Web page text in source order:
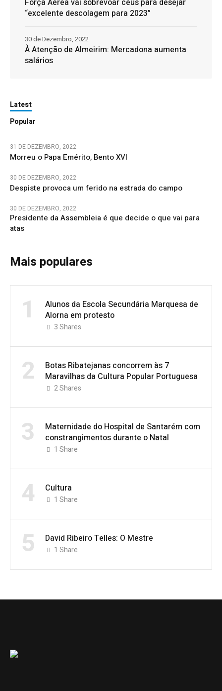
Força Aérea vai sobrevoar céus para desejar
“excelente descolagem para 2023”
À Atenção de Almeirim: Mercadona aumenta
salários
30 de Dezembro, 2022
Latest
Popular
31 DE DEZEMBRO, 2022
Morreu o Papa Emérito, Bento XVI
30 DE DEZEMBRO, 2022
Despiste provoca um ferido na estrada do campo
30 DE DEZEMBRO, 2022
Presidente da Assembleia é que decide o que vai para
atas
Mais populares
1
Alunos da Escola Secundária Marquesa de
Alorna em protesto
3Shares
2
Botas Ribatejanas concorrem às 7
Maravilhas da Cultura Popular Portuguesa
2Shares
3
Maternidade do Hospital de Santarém com
constrangimentos durante o Natal
1 Share
4 Cultura
1 Share
5 David Ribeiro Telles: O Mestre
1 Share